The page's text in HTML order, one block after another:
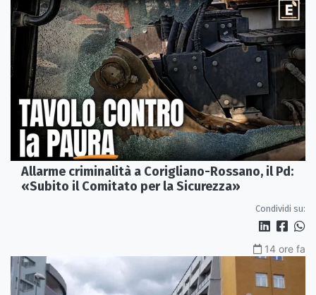
Allarme criminalità a Corigliano-Rossano, il Pd:
«Subito il Comitato per la Sicurezza»
Condividi su:
14 ore fa